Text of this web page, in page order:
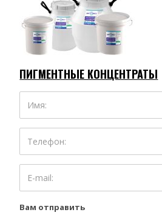
ПИГМЕНТНЫЕ КОНЦЕНТРАТЫ
Вам отправить